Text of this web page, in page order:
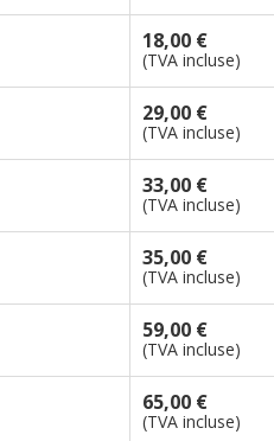
18,00 €
(TVA incluse)
29,00 €
(TVA incluse)
33,00 €
(TVA incluse)
35,00 €
(TVA incluse)
59,00 €
(TVA incluse)
65,00 €
(TVA incluse)